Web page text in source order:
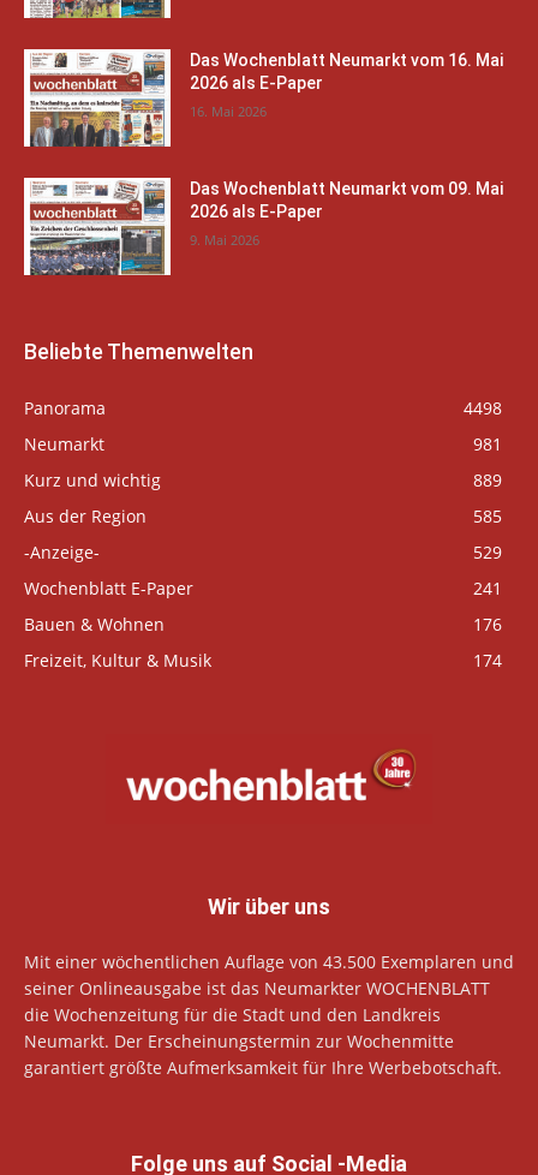
Das Wochenblatt Neumarkt vom 16. Mai
2026 als E-Paper
16. Mai 2026
Das Wochenblatt Neumarkt vom 09. Mai
2026 als E-Paper
9. Mai 2026
Beliebte Themenwelten
Panorama
4498
Neumarkt
981
Kurz und wichtig
889
Aus der Region
585
-Anzeige-
529
Wochenblatt E-Paper
241
Bauen & Wohnen
176
Freizeit, Kultur & Musik
174
Wir über uns
Mit einer wöchentlichen Auflage von 43.500 Exemplaren und
seiner Onlineausgabe ist das Neumarkter WOCHENBLATT
die Wochenzeitung für die Stadt und den Landkreis
Neumarkt. Der Erscheinungstermin zur Wochenmitte
garantiert größte Aufmerksamkeit für Ihre Werbebotschaft.
Folge uns auf Social -Media